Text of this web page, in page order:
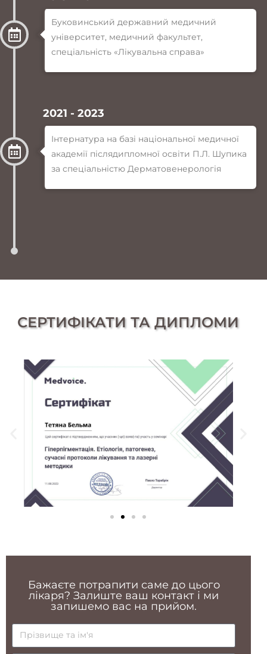
Буковинський державний медичний
університет, медичний факультет,
спеціальність «Лікувальна справа»
2021 - 2023
Інтернатура на базі національної медичної
академії післядипломної освіти П.Л. Шупика
за спеціальністю Дерматовенерологія
СЕРТИФІКАТИ ТА ДИПЛОМИ
Бажаєте потрапити саме до цього
лікаря? Залиште ваш контакт і ми
запишемо вас на прийом.